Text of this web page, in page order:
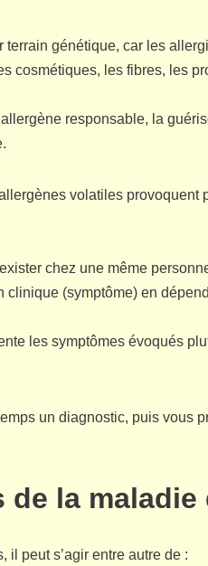
terrain génétique, car les
cosmétiques, les fibres, les
responsable, la
volatiles provoquent
chez une même
(symptôme) en
les symptômes évoqués
un diagnostic, puis vous
la maladie
il peut s’agir entre autre de :